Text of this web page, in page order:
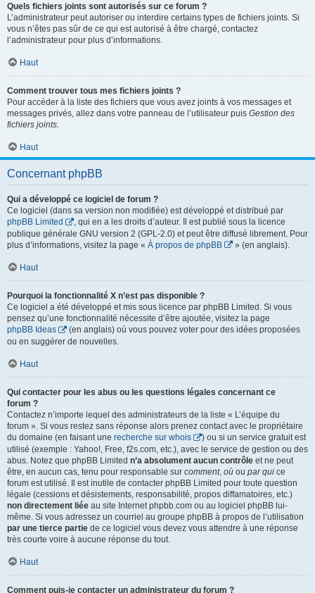
Quels fichiers joints sont autorisés sur ce forum ?
L’administrateur peut autoriser ou interdire certains types de fichiers joints. Si
vous n’êtes pas sûr de ce qui est autorisé à être chargé, contactez
l’administrateur pour plus d’informations.
Haut
Comment trouver tous mes fichiers joints ?
Pour accéder à la liste des fichiers que vous avez joints à vos messages et
messages privés, allez dans votre panneau de l’utilisateur puis Gestion des
fichiers joints.
Haut
Concernant phpBB
Qui a développé ce logiciel de forum ?
Ce logiciel (dans sa version non modifiée) est développé et distribué par
phpBB Limited
, qui en a les droits d’auteur. Il est publié sous la licence
publique générale GNU version 2 (GPL-2.0) et peut être diffusé librement. Pour
plus d’informations, visitez la page « À propos de phpBB » (en anglais).
Haut
Pourquoi la fonctionnalité X n’est pas disponible ?
Ce logiciel a été développé et mis sous licence par phpBB Limited. Si vous
pensez qu’une fonctionnalité nécessite d’être ajoutée, visitez la page
phpBB Ideas
(en anglais) où vous pouvez voter pour des idées proposées
ou en suggérer de nouvelles.
Haut
Qui contacter pour les abus ou les questions légales concernant ce
forum ?
Contactez n’importe lequel des administrateurs de la liste « L’équipe du
forum ». Si vous restez sans réponse alors prenez contact avec le propriétaire
du domaine (en faisant une recherche sur whois
) ou si un service gratuit est
utilisé (exemple : Yahoo!, Free, f2s.com, etc.), avec le service de gestion ou des
abus. Notez que phpBB Limited n’a absolument aucun contrôle et ne peut
être, en aucun cas, tenu pour responsable sur comment, où ou par qui ce
forum est utilisé. Il est inutile de contacter phpBB Limited pour toute question
légale (cessions et désistements, responsabilité, propos diffamatoires, etc.)
non directement liée au site Internet phpbb.com ou au logiciel phpBB lui-
même. Si vous adressez un courriel au groupe phpBB à propos de l’utilisation
par une tierce partie de ce logiciel vous devez vous attendre à une réponse
très courte voire à aucune réponse du tout.
Haut
Comment puis-je contacter un administrateur du forum ?